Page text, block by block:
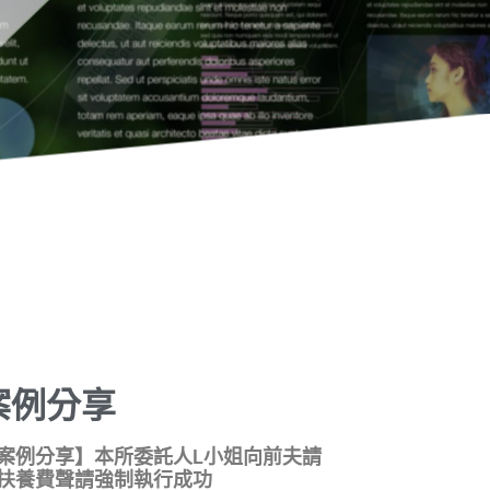
例分享
例分享】本所委託人L小姐向前夫請
養費聲請強制執行成功